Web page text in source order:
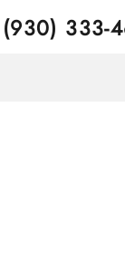
333-